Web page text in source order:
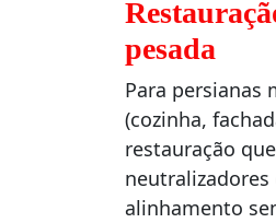
pesada
Para persianas
(cozinha,
restauração
alinhamento